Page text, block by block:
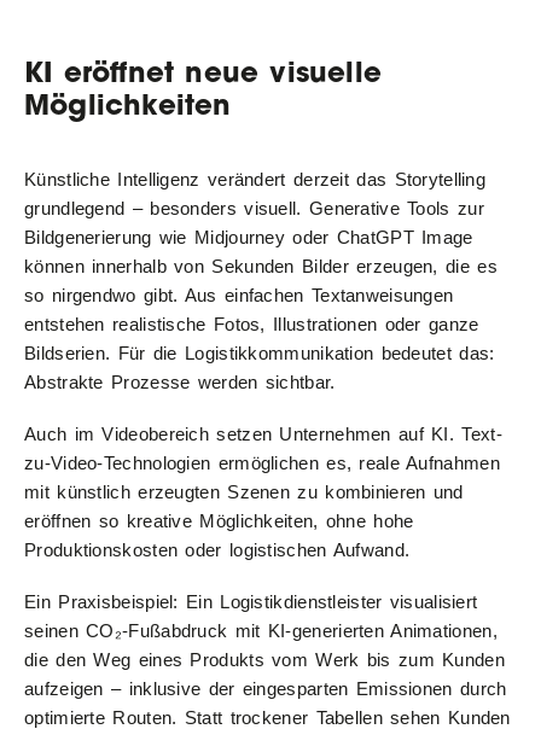
KI eröffnet neue visuelle
Möglichkeiten
Künstliche Intelligenz verändert derzeit das Storytelling
grundlegend – besonders visuell. Generative Tools zur
Bildgenerierung wie Midjourney oder ChatGPT Image
können innerhalb von Sekunden Bilder erzeugen, die es
so nirgendwo gibt. Aus einfachen Textanweisungen
entstehen realistische Fotos, Illustrationen oder ganze
Bildserien. Für die Logistikkommunikation bedeutet das:
Abstrakte Prozesse werden sichtbar.
Auch im Videobereich setzen Unternehmen auf KI. Text-
zu-Video-Technologien ermöglichen es, reale Aufnahmen
mit künstlich erzeugten Szenen zu kombinieren und
eröffnen so kreative Möglichkeiten, ohne hohe
Produktionskosten oder logistischen Aufwand.
Ein Praxisbeispiel: Ein Logistikdienstleister visualisiert
seinen CO₂-Fußabdruck mit KI-generierten Animationen,
die den Weg eines Produkts vom Werk bis zum Kunden
aufzeigen – inklusive der eingesparten Emissionen durch
optimierte Routen. Statt trockener Tabellen sehen Kunden